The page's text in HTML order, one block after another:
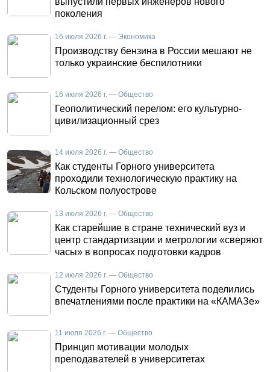
поколения
16 июля 2026 г. — Экономика
Производству бензина в России мешают не
только украинские беспилотники
16 июля 2026 г. — Общество
Геополитический перелом: его культурно-
цивилизационный срез
14 июля 2026 г. — Общество
Как студенты Горного университета
проходили технологическую практику на
Кольском полуострове
13 июля 2026 г. — Общество
Как старейшие в стране технический вуз и
центр стандартизации и метрологии «сверяют
часы» в вопросах подготовки кадров
12 июля 2026 г. — Общество
Студенты Горного университета поделились
впечатлениями после практики на «КАМАЗе»
11 июля 2026 г. — Общество
Принцип мотивации молодых
преподавателей в университетах